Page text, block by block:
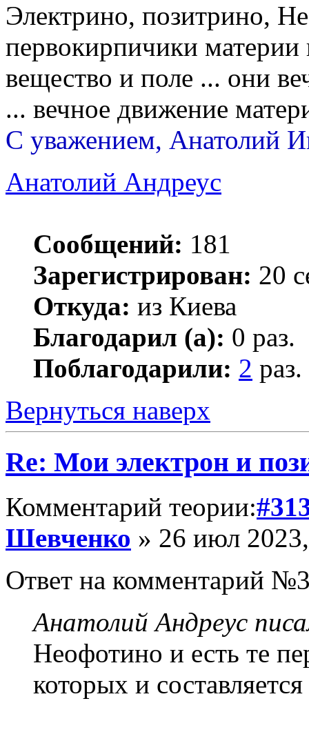
Электрино, позитрино,
первокирпичики материи
вещество и поле ... они
... вечное движение
С уважением, Анатолий
Анатолий Андреус
Сообщений: 181
Зарегистрирован: 20
Откуда: из Киева
Благодарил (а): 0 раз.
Поблагодарили: 2 раз.
Вернуться наверх
Re: Мои электрон и
Комментарий теории:
Шевченко » 26 июл
Ответ на комментарий
Анатолий Андреус
Неофотино и есть те
которых и